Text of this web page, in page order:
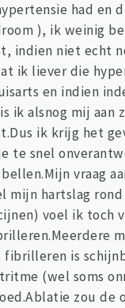
had en
), ik weinig
indien niet echt
ik liever die
en indien
ik alsnog mij aan
ik krijg het
te snel
vraag
mijn hartslag
voel ik toch
is
(wel soms
zou de